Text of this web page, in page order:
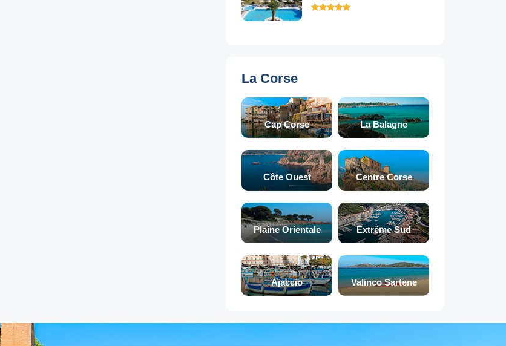
La Corse
Cap Corse La Balagne
Côte Ouest Centre Corse
Plaine Orientale Extrême Sud
Ajaccio Valinco Sartene